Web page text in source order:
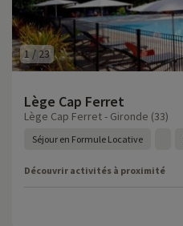
1 / 23
Lège Cap Ferret
Lège Cap Ferret - Gironde (33)
Séjour en Formule Locative
Découvrir activités à proximité